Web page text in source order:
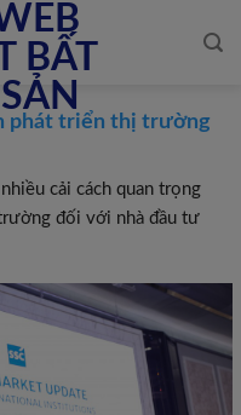
phát triển thị trường
cải cách quan trọng
đối với nhà đầu tư